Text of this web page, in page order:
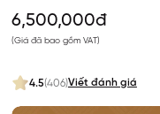
6,500,000đ
(Giá đã bao gồm VAT)
4.5(406)Viết đánh giá